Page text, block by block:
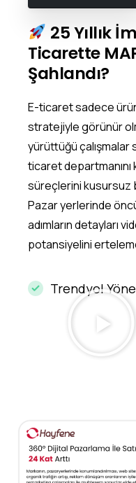
25 Yıllık
Ticarette
Şahlandı?
E-ticaret sadece
stratejiyle görünür
yürüttüğü
ticaret
süreçlerini kusursuz
Pazar yerlerinde
adımların detayları
potansiyelini
Trendyol